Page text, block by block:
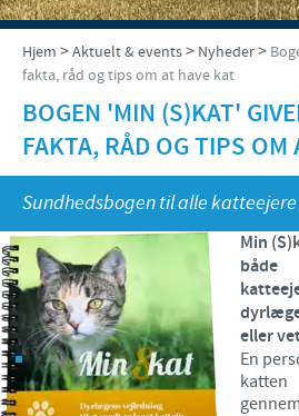
Ceva Nordic
Til kæledyr
Til stordyr
VÆLG DYREART
Kæledyr
Gris
Kvæg
Fjerkræ
NYHEDER & EVENTS
Nyheder
TIL FORHANDLERE
Materiale til download
Ceva Onlineuddannelse
KONTAKT
Ledelsen Ceva Nordic
Fjerkræ, fagspecialister
Grise, fagspecialister
Hjem >Aktuelt & events> Nyheder>
fakta, råd og tips om at have kat
BOGEN 'MIN (S)KAT'
FAKTA, RÅD OG TIPS OM
Sundhedsbogen til alle katteejere
Min
både
eller
En
katten